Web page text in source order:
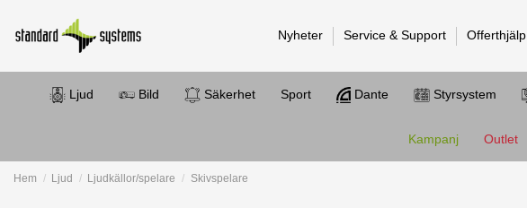
Nyheter Service & Support Offerthjälp
Ljud Bild Säkerhet Sport Dante Styrsystem
Kampanj Outlet
Hem Ljud Ljudkällor/spelare Skivspelare